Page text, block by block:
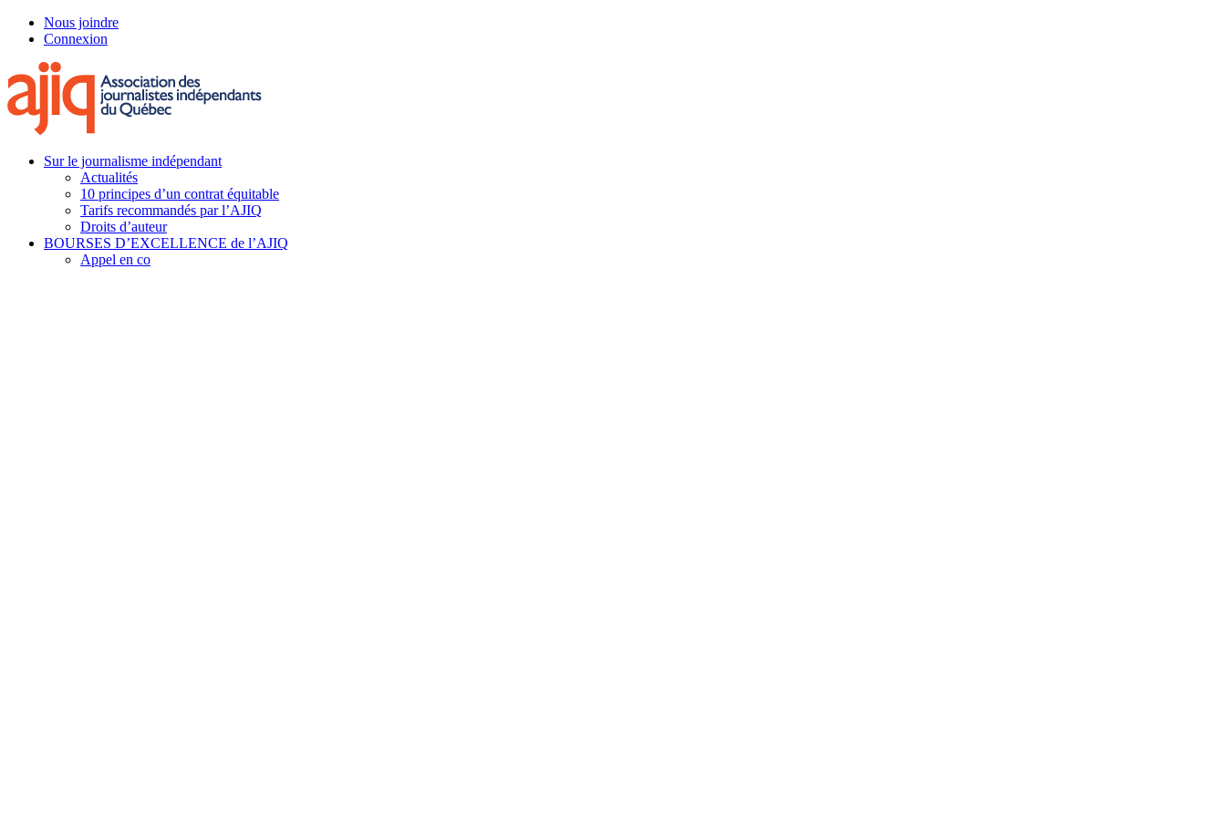
Skip
content
Nous joindre
Connexion
Menu
Sur le journalisme indépendant
Actualités
10 principes d’un contrat équitable
Tarifs recommandés par l’AJIQ
Droits d’auteur
BOURSES D’EXCELLENCE de l’AJIQ
Appel en co